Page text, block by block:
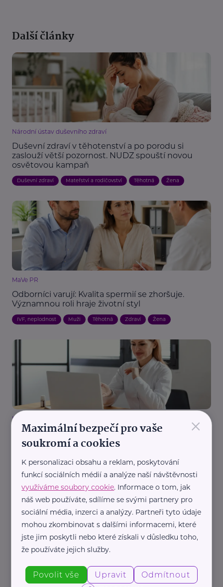
Další články
Národní ústav duševního zdraví
Duševní zdraví v těhotenství a po porodu si
zaslouží větší pozornost. NUDZ spouští novou
osvětovou kampaň
Duševní zdraví Mateřství a rodičovství Těhotná Žena
MaVe PR
Odborníci varují: Kvalita spermií se zhoršuje.
Významnou roli hraje životní styl
IVF, neplodnost Muži Těhotná Zdraví Žena
MaVe PR
Moderní medicína na obrazovce: Jak digitalizace
mění léčbu neplodnosti
Prevence, léčba Technologie Zdraví
Jídelníček v těhotenství: Proč už neplatí, že
musíte „jíst za dva“?
×
Maximální bezpečí pro vaše
soukromí a cookies
K personalizaci obsahu a reklam, poskytování
funkcí sociálních médií a analýze naší návštěvnosti
využíváme soubory cookie. Informace o tom, jak
náš web používáte, sdílíme se svými partnery pro
sociální média, inzerci a analýzy. Partneři tyto údaje
mohou zkombinovat s dalšími informacemi, které
jste jim poskytli nebo které získali v důsledku toho,
že používáte jejich služby.
Povolit vše Upravit Odmítnout